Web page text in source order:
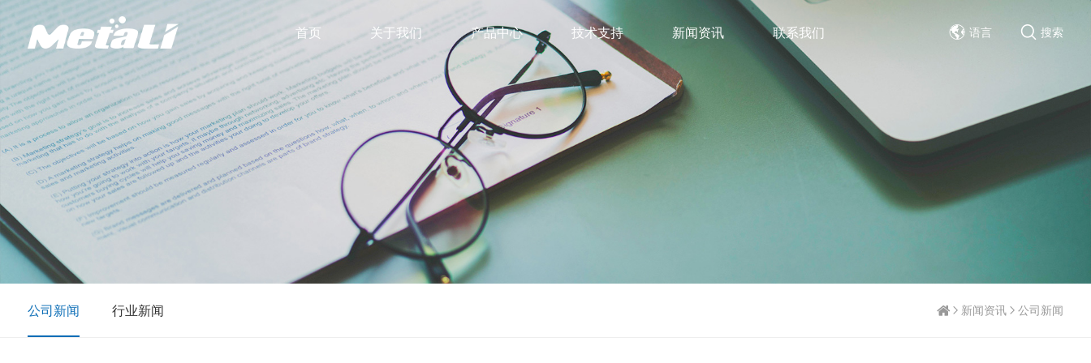
首页 关于我们 产品中心 技术支持 新闻资讯 联系我们 语言 搜索
新闻资讯 公司新闻
公司新闻 行业新闻